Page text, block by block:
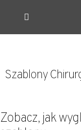
Szablony
Zobacz, jak